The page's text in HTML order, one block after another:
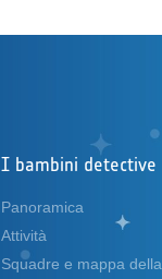
I bambini detective
Panoramica
Attività
Squadre e mappa